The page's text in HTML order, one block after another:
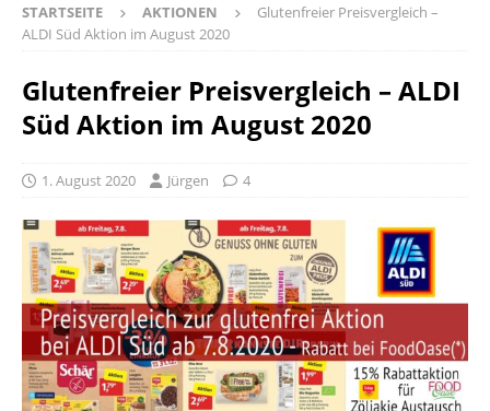
STARTSEITE AKTIONEN
Glutenfreier Preisvergleich –
ALDI Süd Aktion im August 2020
Glutenfreier Preisvergleich – ALDI
Süd Aktion im August 2020
1. August 2020 Jürgen 4